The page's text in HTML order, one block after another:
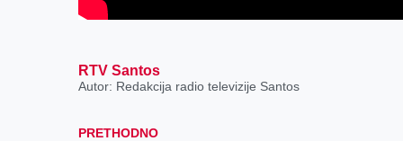
RTV Santos
Autor: Redakcija radio televizije Santos
PRETHODNO